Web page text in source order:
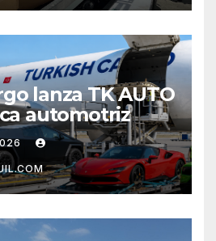
lanza TK AUTO
automotriz